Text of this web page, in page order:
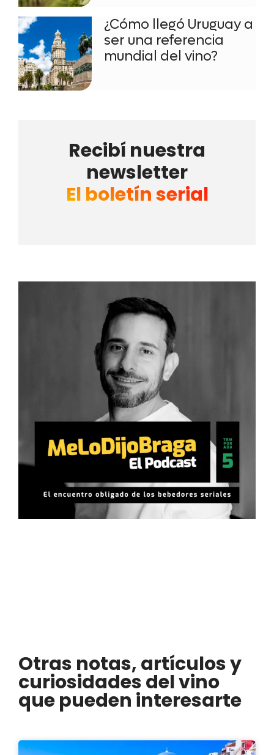
¿Cómo llegó Uruguay a
ser una referencia
mundial del vino?
Recibí nuestra
newsletter
El boletín serial
Otras notas, artículos y
curiosidades del vino
que pueden interesarte